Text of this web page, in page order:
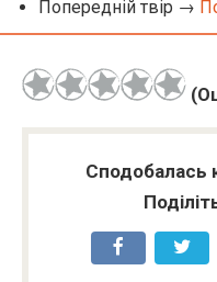
Попередній твір →
Сподобалась